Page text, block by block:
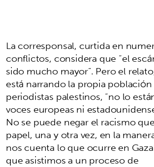
La corresponsal, curtida en
conflictos, considera que “el
sido mucho mayor”. Pero el
está narrando la propia
periodistas palestinos, “no lo
voces europeas ni
No se puede negar el racismo
papel, una y otra vez, en la
nos cuenta lo que ocurre en
que asistimos a un proceso de